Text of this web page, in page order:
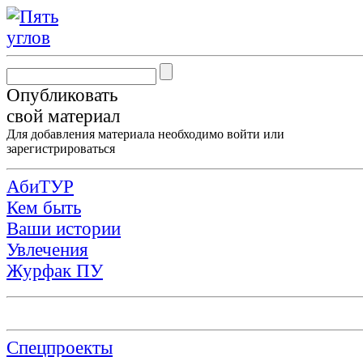
Опубликовать
свой материал
Для добавления материала необходимо войти или
зарегистрироваться
АбиТУР
Кем быть
Ваши истории
Увлечения
Журфак ПУ
Спецпроекты